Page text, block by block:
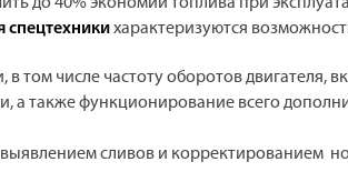
спецтехникихарактеризуются
том числе частоту оборотов двигателя,
а также функционирование всего
сливов и корректированием